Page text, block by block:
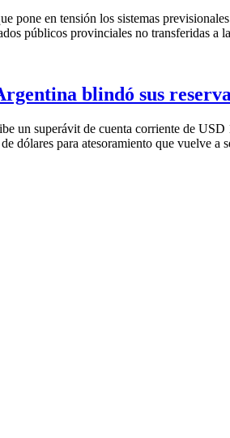
pone en tensión los sistemas
públicos provinciales no transferidas a
blindó sus
un superávit de cuenta corriente de
dólares para atesoramiento que vuelve a